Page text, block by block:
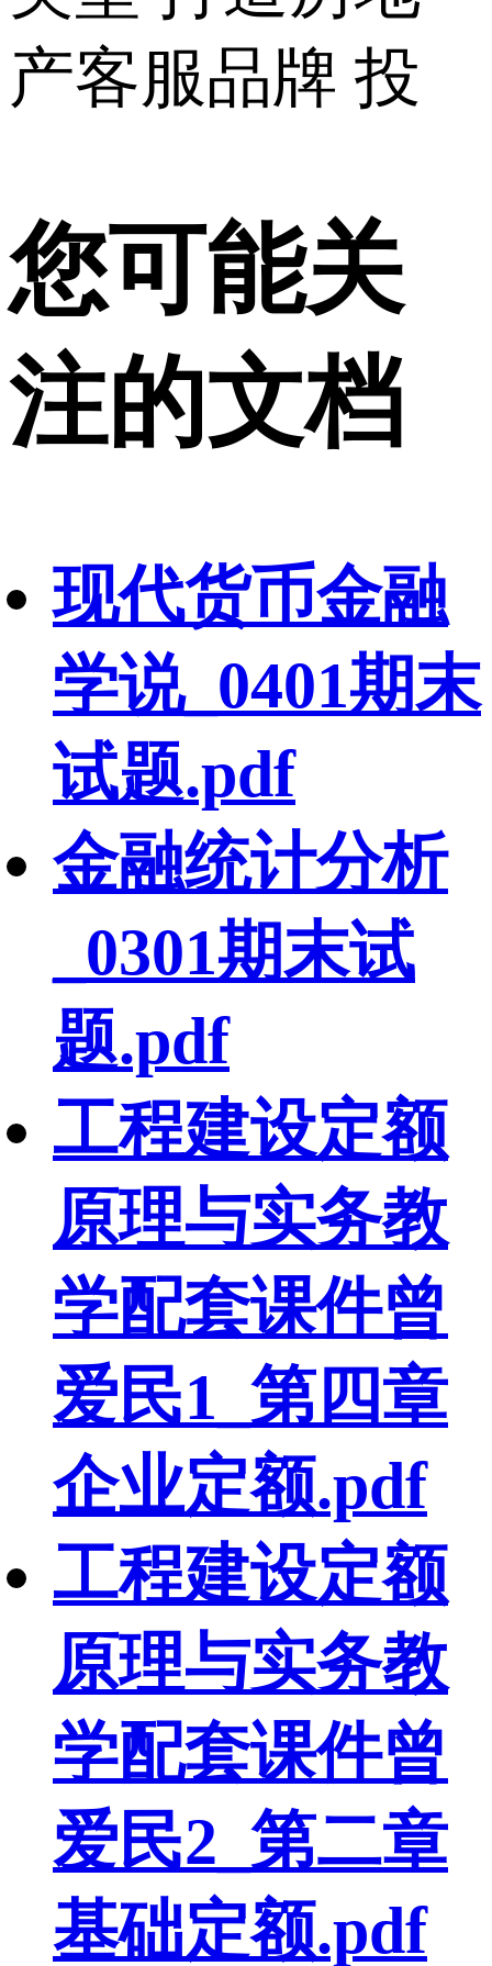
产客服品牌 投
您可能关
注的文档
现代货币金融
学说_0401期末
试题.pdf
金融统计分析
_0301期末试
题.pdf
工程建设定额
原理与实务教
学配套课件曾
爱民1_第四章
企业定额.pdf
工程建设定额
原理与实务教
学配套课件曾
爱民2_第二章
基础定额.pdf